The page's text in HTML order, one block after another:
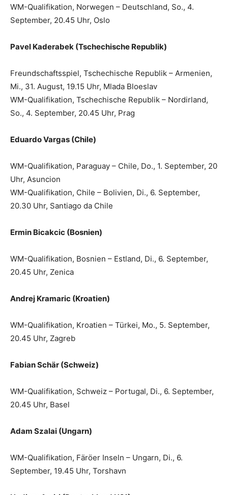
WM-Qualifikation, Norwegen – Deutschland, So., 4.
September, 20.45 Uhr, Oslo
Pavel Kaderabek (Tschechische Republik)
Freundschaftsspiel, Tschechische Republik – Armenien,
Mi., 31. August, 19.15 Uhr, Mlada Bloeslav
WM-Qualifikation, Tschechische Republik – Nordirland,
So., 4. September, 20.45 Uhr, Prag
Eduardo Vargas (Chile)
WM-Qualifikation, Paraguay – Chile, Do., 1. September, 20
Uhr, Asuncion
WM-Qualifikation, Chile – Bolivien, Di., 6. September,
20.30 Uhr, Santiago da Chile
Ermin Bicakcic (Bosnien)
WM-Qualifikation, Bosnien – Estland, Di., 6. September,
20.45 Uhr, Zenica
Andrej Kramaric (Kroatien)
WM-Qualifikation, Kroatien – Türkei, Mo., 5. September,
20.45 Uhr, Zagreb
Fabian Schär (Schweiz)
WM-Qualifikation, Schweiz – Portugal, Di., 6. September,
20.45 Uhr, Basel
Adam Szalai (Ungarn)
WM-Qualifikation, Färöer Inseln – Ungarn, Di., 6.
September, 19.45 Uhr, Torshavn